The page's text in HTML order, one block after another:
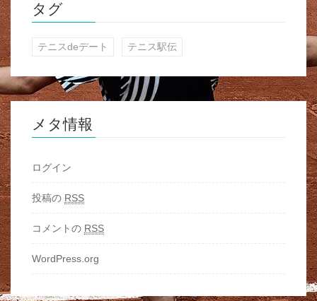
タグ
テニスdeデート テニス駅伝
メタ情報
ログイン
投稿の RSS
コメントの RSS
WordPress.org